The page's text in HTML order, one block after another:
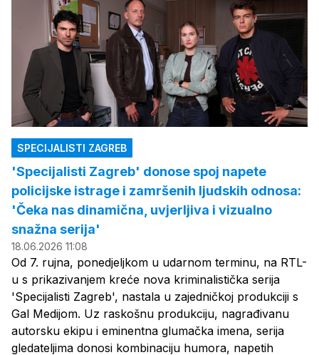
SPECIJALISTI ZAGREB
'Specijalisti Zagreb' donose spoj napete
policijske istrage i zamršenih ljudskih odnosa:
'Čeka nas dinamična, uvjerljiva i vizualno
snažna serija'
18.06.2026 11:08
Od 7. rujna, ponedjeljkom u udarnom terminu, na RTL-
u s prikazivanjem kreće nova kriminalistička serija
'Specijalisti Zagreb', nastala u zajedničkoj produkciji s
Gal Medijom. Uz raskošnu produkciju, nagrađivanu
autorsku ekipu i eminentna glumačka imena, serija
gledateljima donosi kombinaciju humora, napetih